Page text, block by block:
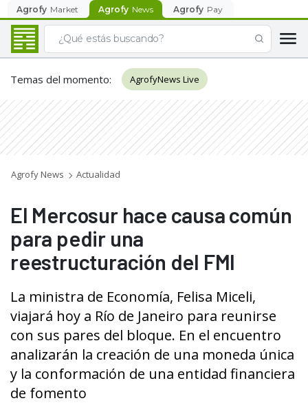
Agrofy Market Agrofy News Agrofy Pay
Temas del momento: AgrofyNews Live
Agrofy News Actualidad
El Mercosur hace causa común
para pedir una
reestructuración del FMI
La ministra de Economía, Felisa Miceli,
viajará hoy a Río de Janeiro para reunirse
con sus pares del bloque. En el encuentro
analizarán la creación de una moneda única
y la conformación de una entidad financiera
de fomento